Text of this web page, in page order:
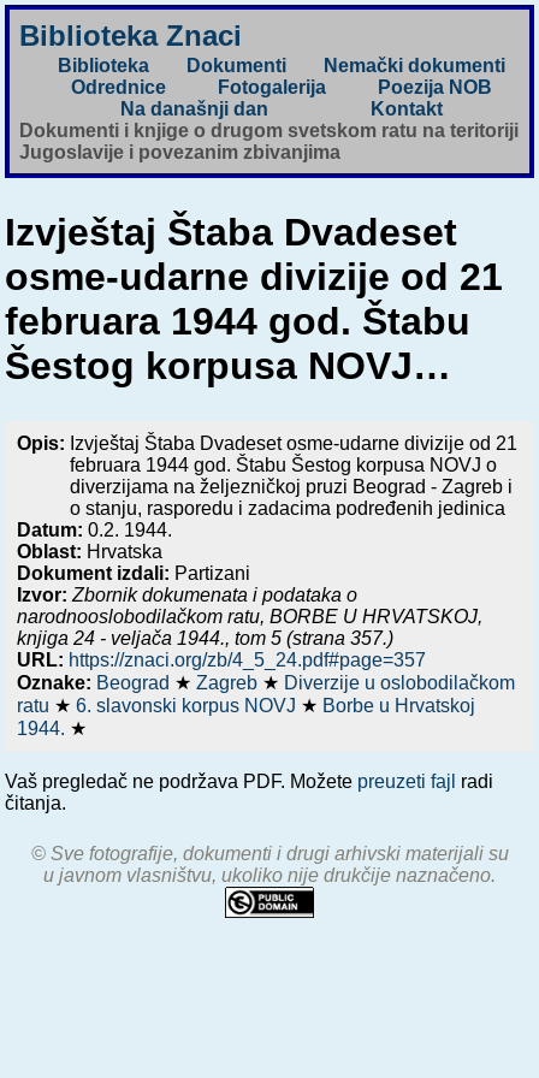
Biblioteka Znaci
Biblioteka Dokumenti
Nemački dokumenti
Odrednice
Fotogalerija
Poezija NOB
Na današnji dan
Kontakt
Dokumenti i knjige o drugom svetskom ratu na teritoriji
Jugoslavije i povezanim zbivanjima
Izvještaj Štaba Dvadeset
osme-udarne divizije od 21
februara 1944 god. Štabu
Šestog korpusa NOVJ…
Opis: Izvještaj Štaba Dvadeset osme-udarne divizije od 21
februara 1944 god. Štabu Šestog korpusa NOVJ o
diverzijama na željezničkoj pruzi Beograd - Zagreb i
o stanju, rasporedu i zadacima podređenih jedinica
Datum:0.2. 1944.
Oblast: Hrvatska
Dokument izdali: Partizani
Izvor: Zbornik dokumenata i podataka o
narodnooslobodilačkom ratu,BORBE U HRVATSKOJ,
knjiga 24 - veljača 1944., tom 5 (strana 357.)
URL: https://znaci.org/zb/4_5_24.pdf#page=357
Oznake: Beograd ★Zagreb ★ Diverzije u oslobodilačkom
ratu ★6. slavonski korpus NOVJ ★ Borbe u Hrvatskoj
1944. ★
Vaš pregledač ne podržava PDF. Možete preuzeti fajl radi
čitanja.
© Sve fotografije, dokumenti i drugi arhivski materijali su
u javnom vlasništvu, ukoliko nije drukčije naznačeno.